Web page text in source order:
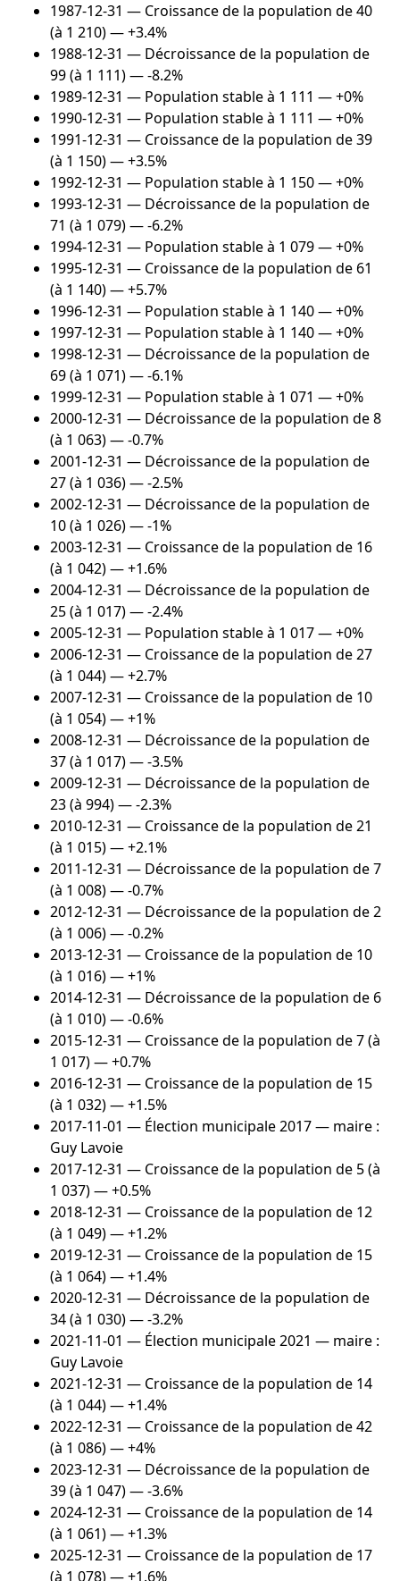
1987-12-31 — Croissance de la population de 40
(à 1 210) — +3.4%
1988-12-31 — Décroissance de la population de
99 (à 1 111) — -8.2%
1989-12-31 — Population stable à 1 111 — +0%
1990-12-31 — Population stable à 1 111 — +0%
1991-12-31 — Croissance de la population de 39
(à 1 150) — +3.5%
1992-12-31 — Population stable à 1 150 — +0%
1993-12-31 — Décroissance de la population de
71 (à 1 079) — -6.2%
1994-12-31 — Population stable à 1 079 — +0%
1995-12-31 — Croissance de la population de 61
(à 1 140) — +5.7%
1996-12-31 — Population stable à 1 140 — +0%
1997-12-31 — Population stable à 1 140 — +0%
1998-12-31 — Décroissance de la population de
69 (à 1 071) — -6.1%
1999-12-31 — Population stable à 1 071 — +0%
2000-12-31 — Décroissance de la population de 8
(à 1 063) — -0.7%
2001-12-31 — Décroissance de la population de
27 (à 1 036) — -2.5%
2002-12-31 — Décroissance de la population de
10 (à 1 026) — -1%
2003-12-31 — Croissance de la population de 16
(à 1 042) — +1.6%
2004-12-31 — Décroissance de la population de
25 (à 1 017) — -2.4%
2005-12-31 — Population stable à 1 017 — +0%
2006-12-31 — Croissance de la population de 27
(à 1 044) — +2.7%
2007-12-31 — Croissance de la population de 10
(à 1 054) — +1%
2008-12-31 — Décroissance de la population de
37 (à 1 017) — -3.5%
2009-12-31 — Décroissance de la population de
23 (à 994) — -2.3%
2010-12-31 — Croissance de la population de 21
(à 1 015) — +2.1%
2011-12-31 — Décroissance de la population de 7
(à 1 008) — -0.7%
2012-12-31 — Décroissance de la population de 2
(à 1 006) — -0.2%
2013-12-31 — Croissance de la population de 10
(à 1 016) — +1%
2014-12-31 — Décroissance de la population de 6
(à 1 010) — -0.6%
2015-12-31 — Croissance de la population de 7 (à
1 017) — +0.7%
2016-12-31 — Croissance de la population de 15
(à 1 032) — +1.5%
2017-11-01 — Élection municipale 2017 — maire :
Guy Lavoie
2017-12-31 — Croissance de la population de 5 (à
1 037) — +0.5%
2018-12-31 — Croissance de la population de 12
(à 1 049) — +1.2%
2019-12-31 — Croissance de la population de 15
(à 1 064) — +1.4%
2020-12-31 — Décroissance de la population de
34 (à 1 030) — -3.2%
2021-11-01 — Élection municipale 2021 — maire :
Guy Lavoie
2021-12-31 — Croissance de la population de 14
(à 1 044) — +1.4%
2022-12-31 — Croissance de la population de 42
(à 1 086) — +4%
2023-12-31 — Décroissance de la population de
39 (à 1 047) — -3.6%
2024-12-31 — Croissance de la population de 14
(à 1 061) — +1.3%
2025-12-31 — Croissance de la population de 17
(à 1 078) — +1.6%